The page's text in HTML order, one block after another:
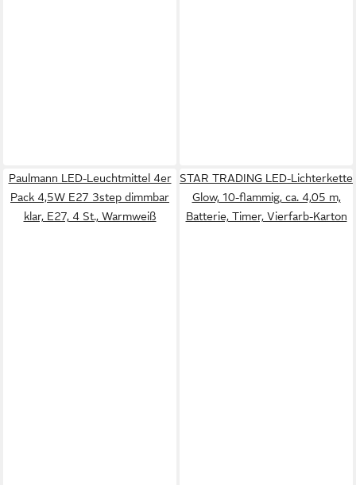
Paulmann LED-Leuchtmittel 4er
Pack 4,5W E27 3step dimmbar
klar, E27, 4 St., Warmweiß
STAR TRADING LED-Lichterkette
Glow, 10-flammig, ca. 4,05 m,
Batterie, Timer, Vierfarb-Karton